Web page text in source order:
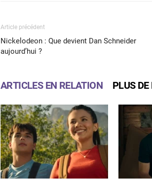
Article précédent
Nickelodeon : Que devient Dan Schneider
aujourd’hui ?
ARTICLES EN RELATION PLUS DE